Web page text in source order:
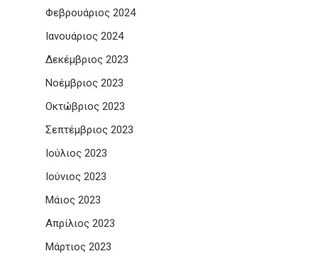
Φεβρουάριος 2024
Ιανουάριος 2024
Δεκέμβριος 2023
Νοέμβριος 2023
Οκτώβριος 2023
Σεπτέμβριος 2023
Ιούλιος 2023
Ιούνιος 2023
Μάιος 2023
Απρίλιος 2023
Μάρτιος 2023